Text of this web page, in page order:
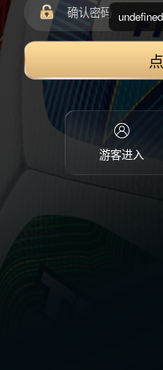
游客进入